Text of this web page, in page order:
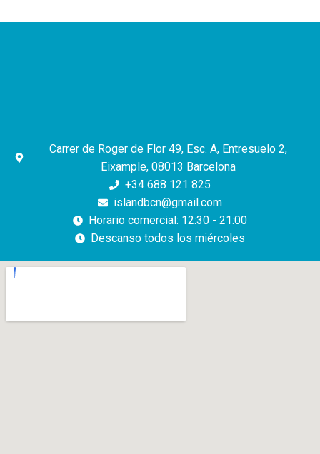
Carrer de Roger de Flor 49, Esc. A, Entresuelo 2,
Eixample, 08013 Barcelona
+34 688 121 825
islandbcn@gmail.com
Horario comercial: 12:30 - 21:00
Descanso todos los miércoles